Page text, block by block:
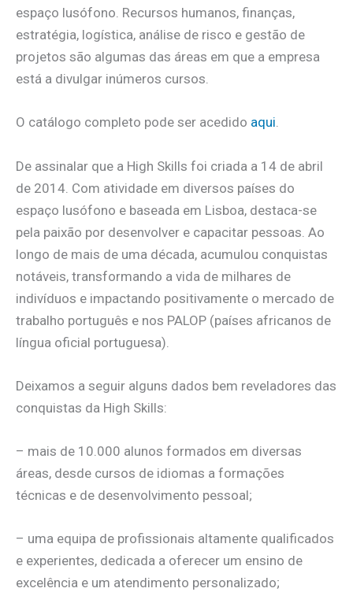
espaço lusófono. Recursos humanos, finanças,
estratégia, logística, análise de risco e gestão de
projetos são algumas das áreas em que a empresa
está a divulgar inúmeros cursos.
O catálogo completo pode ser acedido aqui.
De assinalar que a High Skills foi criada a 14 de abril
de 2014. Com atividade em diversos países do
espaço lusófono e baseada em Lisboa, destaca-se
pela paixão por desenvolver e capacitar pessoas. Ao
longo de mais de uma década, acumulou conquistas
notáveis, transformando a vida de milhares de
indivíduos e impactando positivamente o mercado de
trabalho português e nos PALOP (países africanos de
língua oficial portuguesa).
Deixamos a seguir alguns dados bem reveladores das
conquistas da High Skills:
– mais de 10.000 alunos formados em diversas
áreas, desde cursos de idiomas a formações
técnicas e de desenvolvimento pessoal;
– uma equipa de profissionais altamente qualificados
e experientes, dedicada a oferecer um ensino de
excelência e um atendimento personalizado;